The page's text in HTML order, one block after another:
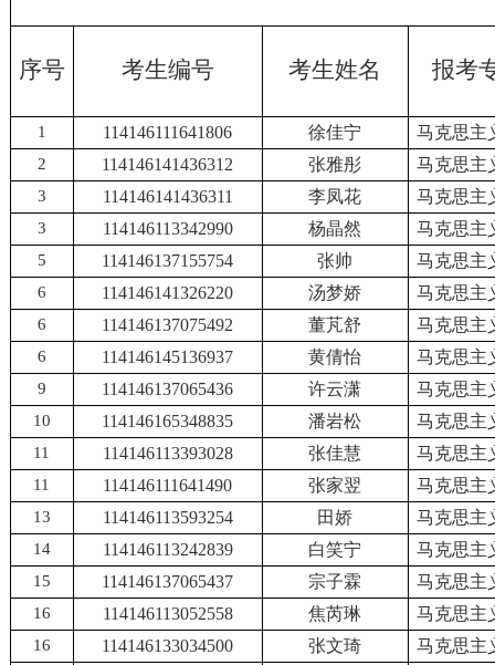
序号 考生编号 考生姓名 报考
1 114146111641806 徐佳宁 马克思主
2 114146141436312 张雅彤 马克思主
3 114146141436311 李凤花 马克思主
3 114146113342990 杨晶然 马克思主
5 114146137155754 张帅 马克思主
6 114146141326220 汤梦娇 马克思主
6 114146137075492 董芃舒 马克思主
6 114146145136937 黄倩怡 马克思主
9 114146137065436 许云潇 马克思主
10 114146165348835 潘岩松 马克思主
11 114146113393028 张佳慧 马克思主
11 114146111641490 张家翌 马克思主
13 114146113593254 田娇 马克思主
14 114146113242839 白笑宁 马克思主
15 114146137065437 宗子霖 马克思主
16 114146113052558 焦芮琳 马克思主
16 114146133034500 张文琦 马克思主